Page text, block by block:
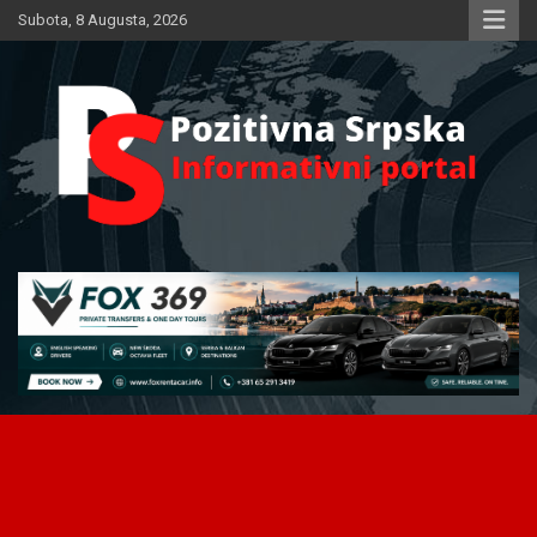
Skip
to
Subota, 8 Augusta, 2026
Pozitivna Srpska